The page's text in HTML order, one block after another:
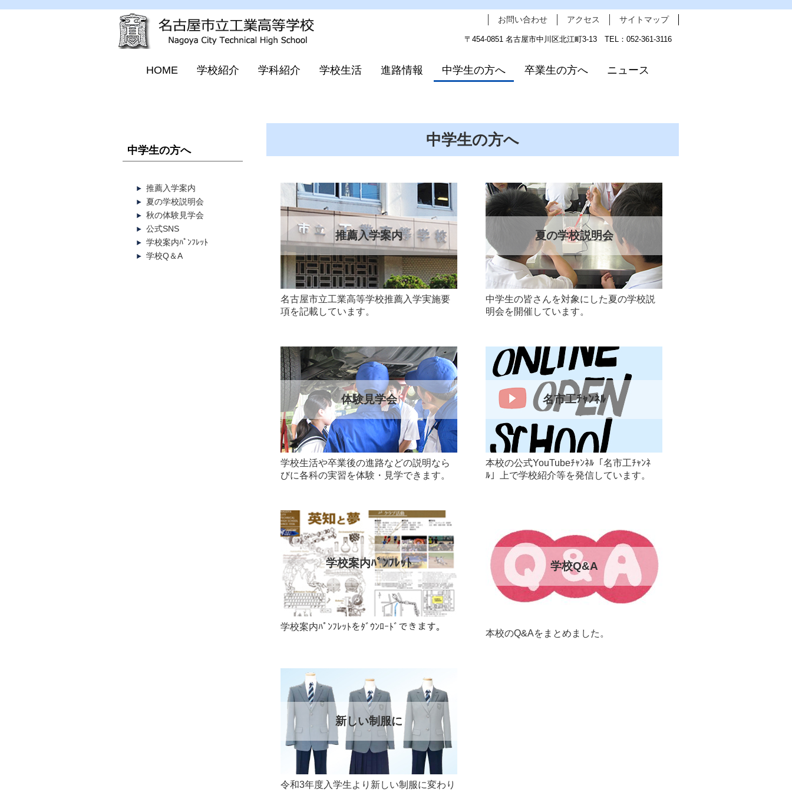
お問い合わせ アクセス サイトマップ
〒454-0851 名古屋市中川区北江町3-13 TEL：052-361-3116
HOME 学校紹介 学科紹介 学校生活 進路情報 中学生の方へ 卒業生の方へ ニュース
中学生の方へ
推薦入学案内
夏の学校説明会
秋の体験見学会
公式SNS
学校案内ﾊﾟﾝﾌﾚｯﾄ
学校Q＆A
中学生の方へ
推薦入学案内
名古屋市立工業高等学校推薦入学実施要
項を記載しています。
夏の学校説明会
中学生の皆さんを対象にした夏の学校説
明会を開催しています。
体験見学会
学校生活や卒業後の進路などの説明なら
びに各科の実習を体験・見学できます。
名市工ﾁｬﾝﾈﾙ
本校の公式YouTubeﾁｬﾝﾈﾙ「名市工ﾁｬﾝﾈ
ﾙ」上で学校紹介等を発信しています。
学校案内ﾊﾟﾝﾌﾚｯﾄ
学校案内ﾊﾟﾝﾌﾚｯﾄをﾀﾞｳﾝﾛｰﾄﾞできます。
学校Q&A
本校のQ&Aをまとめました。
新しい制服に
令和3年度入学生より新しい制服に変わり